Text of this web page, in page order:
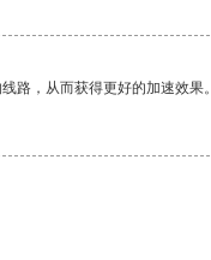
路，从而获得更好的加速效果。